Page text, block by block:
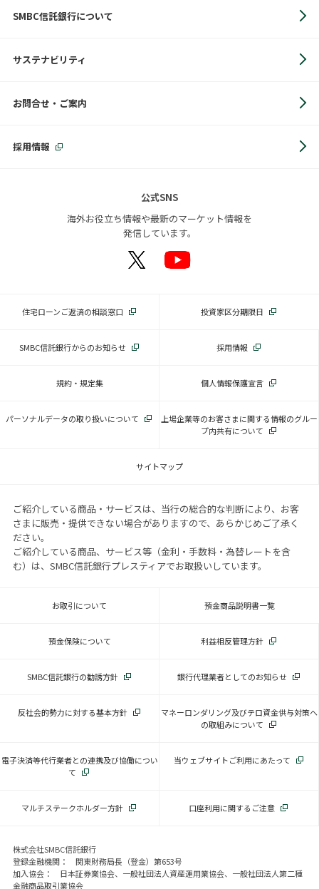
SMBC信託銀行について
サステナビリティ
お問合せ・ご案内
採用情報
公式SNS
海外お役立ち情報や最新のマーケット情報を
発信しています。
住宅ローンご返済の相談窓口 投資家区分期限日
SMBC信託銀行からのお知らせ 採用情報
規約・規定集 個人情報保護宣言
パーソナルデータの取り扱いについて
上場企業等のお客さまに関する情報のグルー
プ内共有について
サイトマップ
ご紹介している商品・サービスは、当行の総合的な判断により、お客
さまに販売・提供できない場合がありますので、あらかじめご了承く
ださい。
ご紹介している商品、サービス等（金利・手数料・為替レートを含
む）は、SMBC信託銀行プレスティアでお取扱いしています。
お取引について 預金商品説明書一覧
預金保険について 利益相反管理方針
SMBC信託銀行の勧誘方針 銀行代理業者としてのお知らせ
反社会的勢力に対する基本方針
マネーロンダリング及びテロ資金供与対策へ
の取組みについて
電子決済等代行業者との連携及び協働につい
て
当ウェブサイトご利用にあたって
マルチステークホルダー方針 口座利用に関するご注意
株式会社SMBC信託銀行
登録金融機関： 関東財務局長（登金）第653号
加入協会： 日本証券業協会、一般社団法人資産運用業協会、一般社団法人第二種
金融商品取引業協会